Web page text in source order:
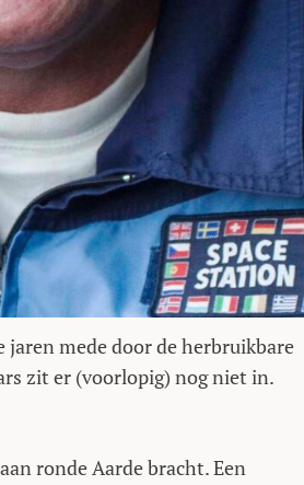
mede door de herbruikbare
zit er (voorlopig) nog niet in.
ronde Aarde bracht. Een